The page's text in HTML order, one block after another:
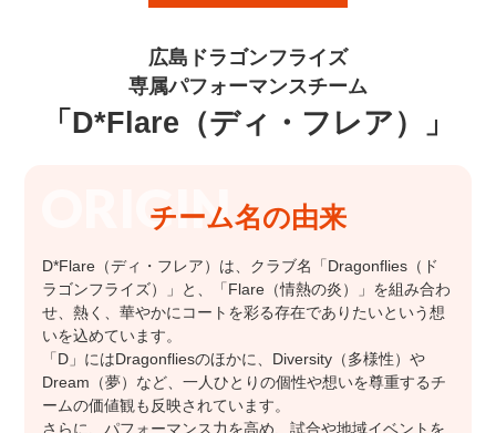
広島ドラゴンフライズ
専属パフォーマンスチーム
「D*Flare（ディ・フレア）」
チーム名の由来
D*Flare（ディ・フレア）は、クラブ名「Dragonflies（ド
ラゴンフライズ）」と、「Flare（情熱の炎）」を組み合わ
せ、熱く、華やかにコートを彩る存在でありたいという想
いを込めています。
「D」にはDragonfliesのほかに、Diversity（多様性）や
Dream（夢）など、一人ひとりの個性や想いを尊重するチ
ームの価値観も反映されています。
さらに、パフォーマンス力を高め、試合や地域イベントを